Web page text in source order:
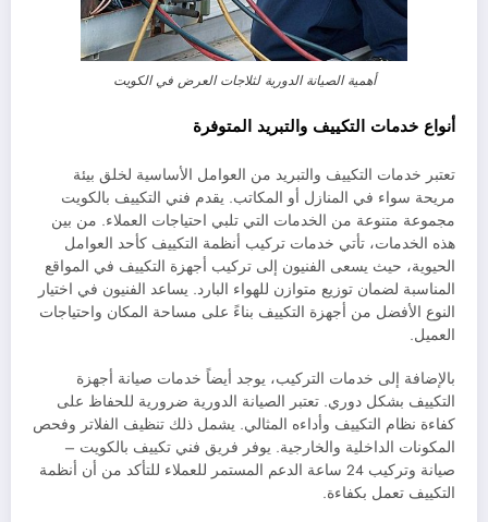
أهمية الصيانة الدورية لثلاجات العرض في الكويت
أنواع خدمات التكييف والتبريد المتوفرة
تعتبر خدمات التكييف والتبريد من العوامل الأساسية لخلق بيئة
مريحة سواء في المنازل أو المكاتب. يقدم فني التكييف بالكويت
مجموعة متنوعة من الخدمات التي تلبي احتياجات العملاء. من بين
هذه الخدمات، تأتي خدمات تركيب أنظمة التكييف كأحد العوامل
الحيوية، حيث يسعى الفنيون إلى تركيب أجهزة التكييف في المواقع
المناسبة لضمان توزيع متوازن للهواء البارد. يساعد الفنيون في اختيار
النوع الأفضل من أجهزة التكييف بناءً على مساحة المكان واحتياجات
العميل.
بالإضافة إلى خدمات التركيب، يوجد أيضاً خدمات صيانة أجهزة
التكييف بشكل دوري. تعتبر الصيانة الدورية ضرورية للحفاظ على
كفاءة نظام التكييف وأداءه المثالي. يشمل ذلك تنظيف الفلاتر وفحص
المكونات الداخلية والخارجية. يوفر فريق فني تكييف بالكويت –
صيانة وتركيب 24 ساعة الدعم المستمر للعملاء للتأكد من أن أنظمة
التكييف تعمل بكفاءة.